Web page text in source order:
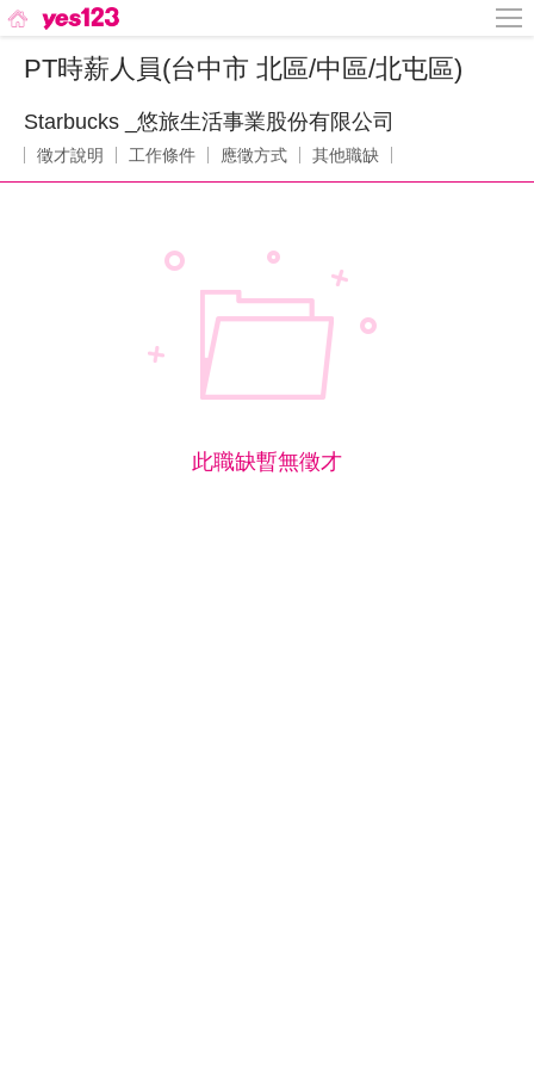
PT時薪人員(台中市 北區/中區/北屯區)
Starbucks _悠旅生活事業股份有限公司
徵才說明 工作條件 應徵方式 其他職缺
此職缺暫無徵才